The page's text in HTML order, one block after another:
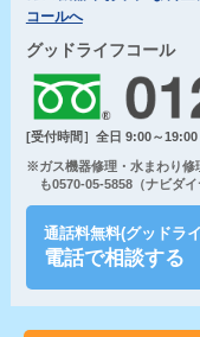
コールへ
グッドライフコール
[受付時間］全日 9:00～19:00
※ガス機器修理・水まわり修
も0570-05-5858（ナビダ
通話料無料(グッドラ
電話で相談する